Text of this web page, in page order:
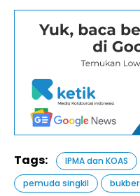
Tags: IPMA dan KOAS
pemuda singkil